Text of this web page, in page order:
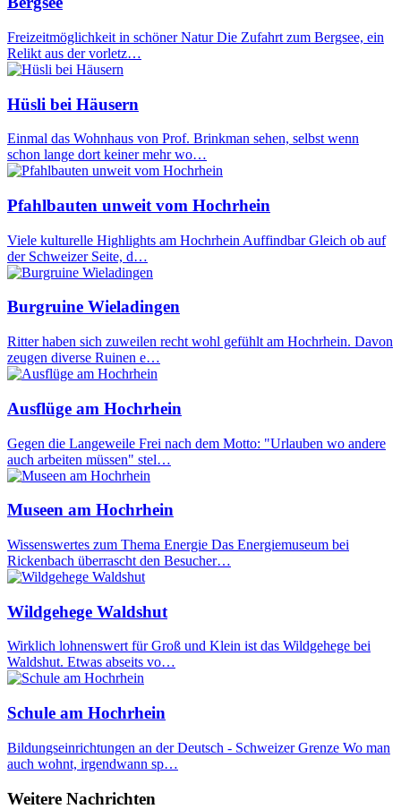
Freizeitmöglichkeit in schöner Natur Die Zufahrt zum Bergsee, ein
Relikt aus der vorletz…
Hüsli bei Häusern
Einmal das Wohnhaus von Prof. Brinkman sehen, selbst wenn
schon lange dort keiner mehr wo…
Pfahlbauten unweit vom Hochrhein
Viele kulturelle Highlights am Hochrhein Auffindbar Gleich ob auf
der Schweizer Seite, d…
Burgruine Wieladingen
Ritter haben sich zuweilen recht wohl gefühlt am Hochrhein. Davon
zeugen diverse Ruinen e…
Ausflüge am Hochrhein
Gegen die Langeweile Frei nach dem Motto: "Urlauben wo andere
auch arbeiten müssen" stel…
Museen am Hochrhein
Wissenswertes zum Thema Energie Das Energiemuseum bei
Rickenbach überrascht den Besucher…
Wildgehege Waldshut
Wirklich lohnenswert für Groß und Klein ist das Wildgehege bei
Waldshut. Etwas abseits vo…
Schule am Hochrhein
Bildungseinrichtungen an der Deutsch - Schweizer Grenze Wo man
auch wohnt, irgendwann sp…
Weitere Nachrichten